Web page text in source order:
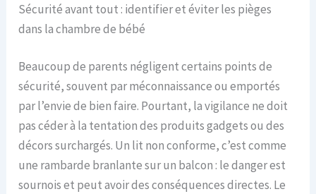
Sécurité avant tout : identifier et éviter les pièges
dans la chambre de bébé
Beaucoup de parents négligent certains points de
sécurité, souvent par méconnaissance ou emportés
par l’envie de bien faire. Pourtant, la vigilance ne doit
pas céder à la tentation des produits gadgets ou des
décors surchargés. Un lit non conforme, c’est comme
une rambarde branlante sur un balcon : le danger est
sournois et peut avoir des conséquences directes. Le